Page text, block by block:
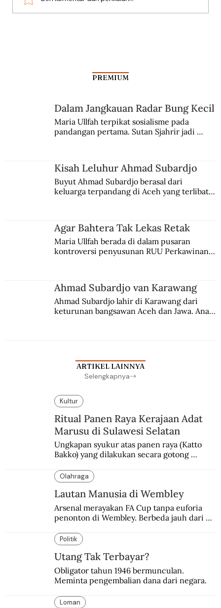
PREMIUM
Dalam Jangkauan Radar Bung Kecil
Maria Ullfah terpikat sosialisme pada
pandangan pertama. Sutan Sjahrir jadi
Kisah Leluhur Ahmad Subardjo
Buyut Ahmad Subardjo berasal dari
keluarga terpandang di Aceh yang terlibat
Agar Bahtera Tak Lekas Retak
Maria Ullfah berada di dalam pusaran
kontroversi penyusunan RUU Perkawinan.
Ahmad Subardjo van Karawang
Ahmad Subardjo lahir di Karawang dari
keturunan bangsawan Aceh dan Jawa. Anak
ARTIKEL LAINNYA
Selengkapnya
Kultur
Ritual Panen Raya Kerajaan Adat
Marusu di Sulawesi Selatan
Ungkapan syukur atas panen raya (Katto
Bakko) yang dilakukan secara gotong
Olahraga
Lautan Manusia di Wembley
Arsenal merayakan FA Cup tanpa euforia
penonton di Wembley. Berbeda jauh dari
silam.
Politik
Utang Tak Terbayar?
Obligator tahun 1946 bermunculan.
Meminta pengembalian dana dari negara.
Loman